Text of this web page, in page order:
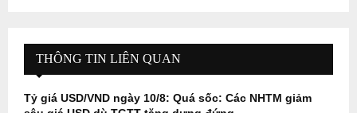
f
r
E
A
THÔNG TIN LIÊN QUAN
Tỷ giá USD/VND ngày 10/8: Quá sốc: Các NHTM giảm